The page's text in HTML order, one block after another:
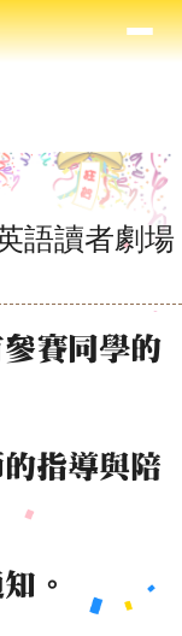
⏸
語讀者劇場
賽同學的
指導與陪
。